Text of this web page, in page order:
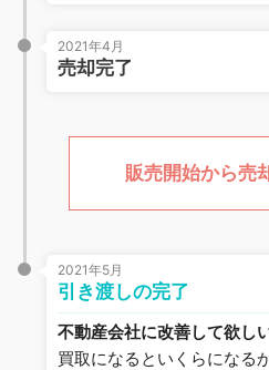
2021年4月
売却完了
販売開始から売
2021年5月
引き渡しの完了
不動産会社に改善して欲し
買取になるといくらになる